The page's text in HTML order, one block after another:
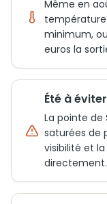
Même en
température
minimum,
euros la
Été à
La pointe de
saturées de
visibilité et
directement.